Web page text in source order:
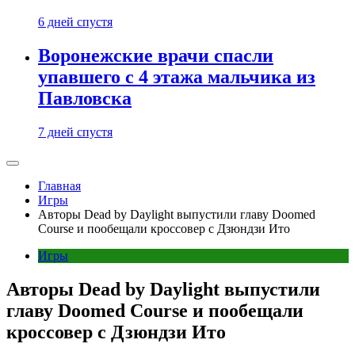
6 дней спустя
Воронежские врачи спасли
упавшего с 4 этажа мальчика из
Павловска
7 дней спустя
Главная
Игры
Авторы Dead by Daylight выпустили главу Doomed
Course и пообещали кроссовер с Дзюндзи Ито
Игры
Авторы Dead by Daylight выпустили
главу Doomed Course и пообещали
кроссовер с Дзюндзи Ито